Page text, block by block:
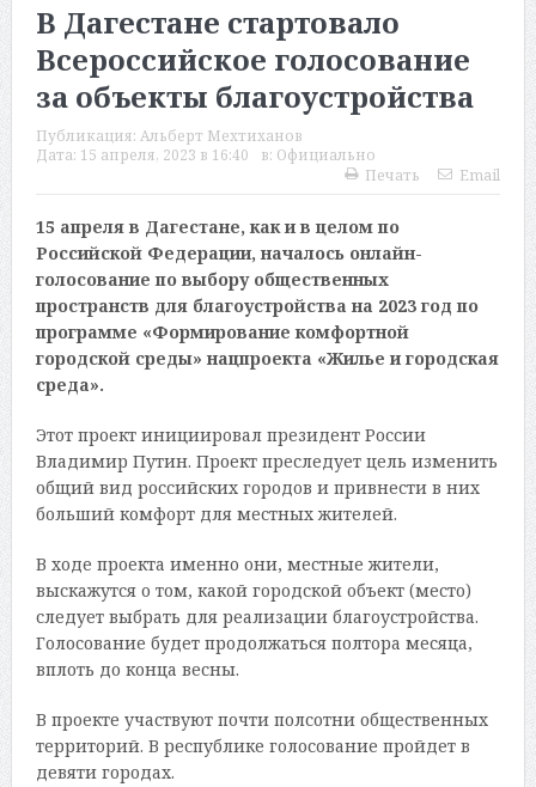
В Дагестане стартовало
Всероссийское голосование
за объекты благоустройства
Публикация: Альберт Мехтиханов
Дата: 15 апреля, 2023 в 16:40 в: Официально
Печать
Email
15 апреля в Дагестане, как и в целом по
Российской Федерации, началось онлайн-
голосование по выбору общественных
пространств для благоустройства на 2023 год по
программе «Формирование комфортной
городской среды» нацпроекта «Жилье и городская
среда».
Этот проект инициировал президент России
Владимир Путин. Проект преследует цель изменить
общий вид российских городов и привнести в них
больший комфорт для местных жителей.
В ходе проекта именно они, местные жители,
выскажутся о том, какой городской объект (место)
следует выбрать для реализации благоустройства.
Голосование будет продолжаться полтора месяца,
вплоть до конца весны.
В проекте участвуют почти полсотни общественных
территорий. В республике голосование пройдет в
девяти городах.